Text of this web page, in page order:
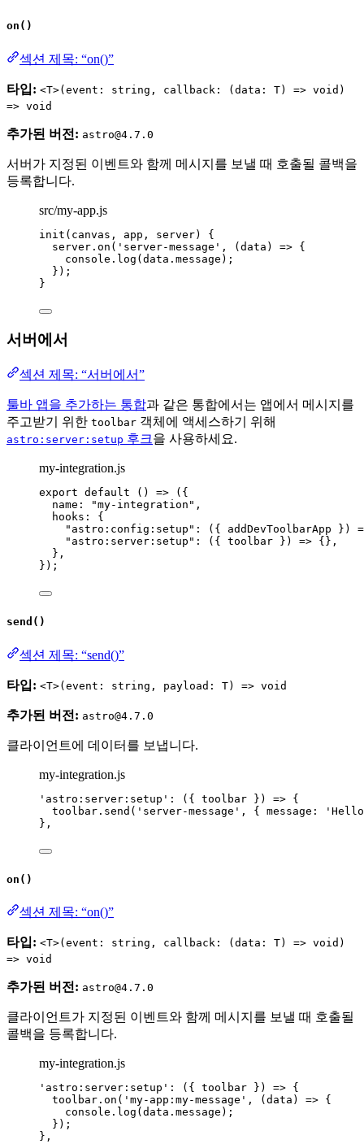
on()
섹션 제목: “on()”
타입: <T>(event: string, callback: (data: T) => void)
=> void
추가된 버전: astro@4.7.0
서버가 지정된 이벤트와 함께 메시지를 보낼 때 호출될 콜백을
등록합니다.
src/my-app.js
init (canvas, app, server) {
server . on ( ' server-message ' , (data ) => {
console . log (data . message );
});
}
서버에서
섹션 제목: “서버에서”
툴바 앱을 추가하는 통합과 같은 통합에서는 앱에서 메시지를
주고받기 위한 toolbar 객체에 액세스하기 위해
astro:server:setup 후크을 사용하세요.
my-integration.js
export default () => ({
name:
"my-integration " ,
hooks: {
" astro:config:setup " : ( { addDevToolbarApp } )
" astro:server:setup " : ( { toolbar } ) => {},
},
});
send()
섹션 제목: “send()”
타입: <T>(event: string, payload: T) => void
추가된 버전: astro@4.7.0
클라이언트에 데이터를 보냅니다.
my-integration.js
' astro:server:setup ' : ( { toolbar } ) => {
toolbar . send ( ' server-message ' , { message: '
},
on()
섹션 제목: “on()”
타입: <T>(event: string, callback: (data: T) => void)
=> void
추가된 버전: astro@4.7.0
클라이언트가 지정된 이벤트와 함께 메시지를 보낼 때 호출될
콜백을 등록합니다.
my-integration.js
' astro:server:setup ' : ( { toolbar } ) => {
toolbar . on ( ' my-app:my-message ' , ( data ) => {
console . log (data . message );
});
},